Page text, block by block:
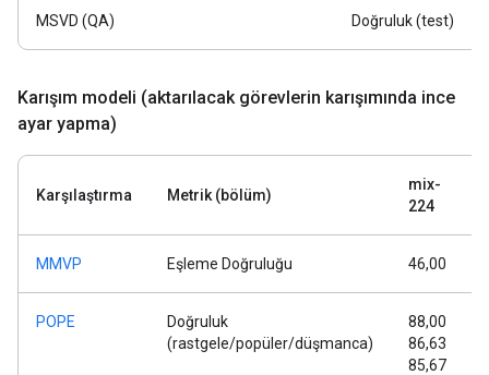
MSVD (QA) Doğruluk (test)
Karışım modeli (aktarılacak görevlerin karışımında ince
ayar yapma)
Karşılaştırma Metrik (bölüm)
mix-
224
MMVP Eşleme Doğruluğu 46,00
POPE
Doğruluk
(rastgele/popüler/düşmanca)
88,00
86,63
85,67